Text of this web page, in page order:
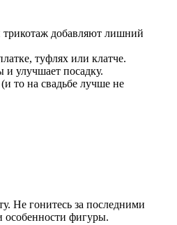
трикотаж добавляют лишний
туфлях или клатче.
улучшает посадку.
то на свадьбе лучше не
Не гонитесь за последними
особенности фигуры.